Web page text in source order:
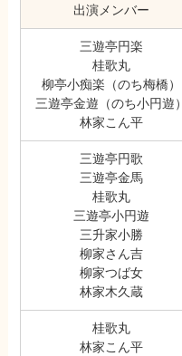
出演メンバー
三遊亭円楽
桂歌丸
柳亭小痴楽（のち梅橋）
三遊亭金遊（のち小円遊）
林家こん平
三遊亭円歌
三遊亭金馬
桂歌丸
三遊亭小円遊
三升家小勝
柳家さん吉
柳家つば女
林家木久蔵
桂歌丸
林家こん平